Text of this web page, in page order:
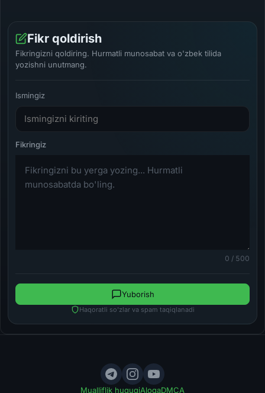
Fikr qoldirish
Fikringizni qoldiring. Hurmatli munosabat va o'zbek tilida
yozishni unutmang.
Ismingiz
0 / 500
Haqoratli so'zlar va spam taqiqlanadi
Yuborish
Mualliflik huquqiAloqaDMCA